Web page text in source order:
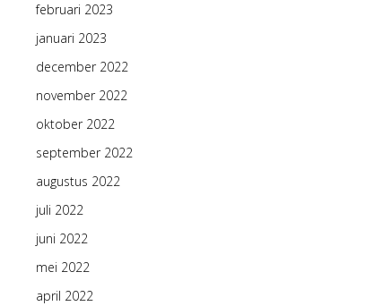
februari 2023
januari 2023
december 2022
november 2022
oktober 2022
september 2022
augustus 2022
juli 2022
juni 2022
mei 2022
april 2022